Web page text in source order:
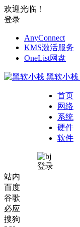
欢迎光临！
登录
AnyConnect
KMS激活服务
OneList网盘
黑软小栈
首页
网络
系统
硬件
软件
登录
站内
百度
谷歌
必应
搜狗